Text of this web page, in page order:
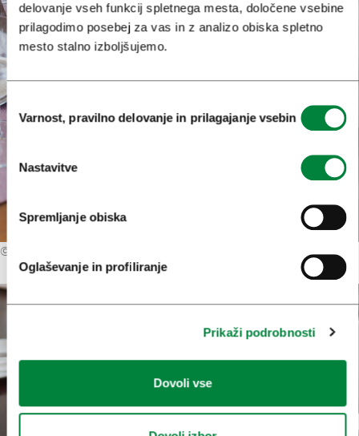
delovanje vseh funkcij spletnega mesta, določene vsebine
prilagodimo posebej za vas in z analizo obiska spletno
mesto stalno izboljšujemo.
Izbira
soglasja
Varnost, pravilno delovanje in prilagajanje vsebin
Nastavitve
Spremljanje obiska
Oglaševanje in profiliranje
Prikaži podrobnosti
Dovoli vse
©